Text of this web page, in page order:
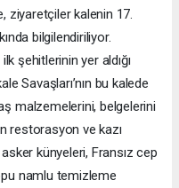
ziyaretçiler kalenin 17.
bilgilendiriliyor.
şehitlerinin yer aldığı
Savaşları’nın bu kalede
malzemelerini, belgelerini
restorasyon ve kazı
asker künyeleri, Fransız cep
namlu temizleme